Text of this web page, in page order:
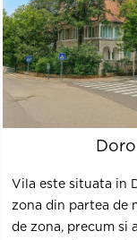
Vila este situata in
zona din partea de
de zona, precum si